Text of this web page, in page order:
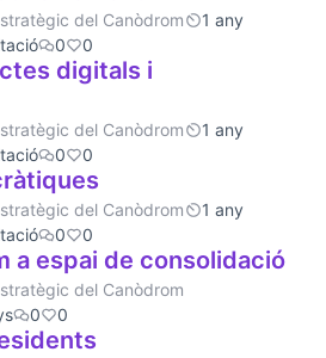
del Canòdrom
1 any
0 0
digitals i
del Canòdrom
1 any
0 0
del Canòdrom
1 any
0 0
a espai de consolidació
del Canòdrom
0 0